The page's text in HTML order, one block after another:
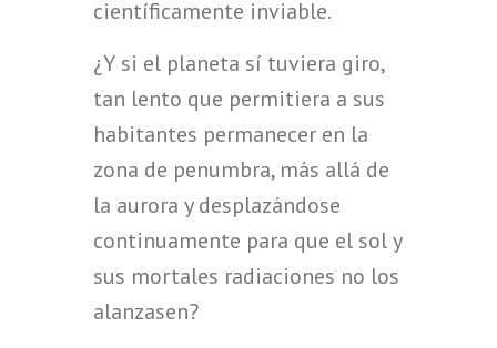
científicamente inviable.
¿Y si el planeta sí tuviera giro,
tan lento que permitiera a sus
habitantes permanecer en la
zona de penumbra, más allá de
la aurora y desplazándose
continuamente para que el sol y
sus mortales radiaciones no los
alanzasen?